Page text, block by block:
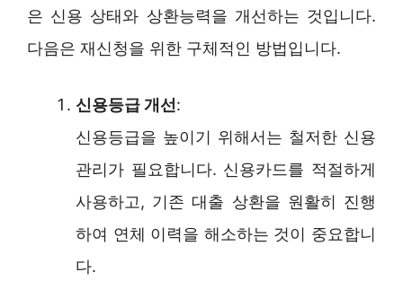
은 신용 상태와 상환능력을 개선하는 것입니다.
다음은 재신청을 위한 구체적인 방법입니다.
신용등급 개선:
신용등급을 높이기 위해서는 철저한 신용
관리가 필요합니다. 신용카드를 적절하게
사용하고, 기존 대출 상환을 원활히 진행
하여 연체 이력을 해소하는 것이 중요합니
다.